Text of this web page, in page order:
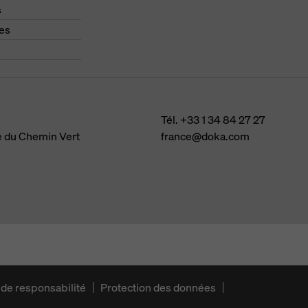
Chemin Vert
Tél. +33 1 34 84 27 27
france@doka.com
responsabilité Protection des données